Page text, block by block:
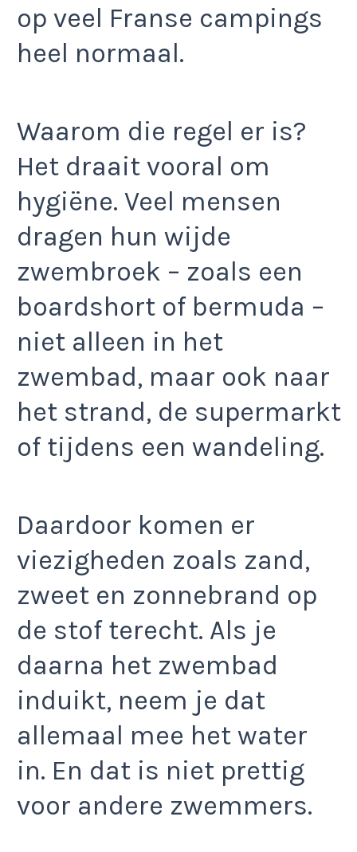
op veel Franse campings
heel normaal.
Waarom die regel er is?
Het draait vooral om
hygiëne. Veel mensen
dragen hun wijde
zwembroek – zoals een
boardshort of bermuda –
niet alleen in het
zwembad, maar ook naar
het strand, de supermarkt
of tijdens een wandeling.
Daardoor komen er
viezigheden zoals zand,
zweet en zonnebrand op
de stof terecht. Als je
daarna het zwembad
induikt, neem je dat
allemaal mee het water
in. En dat is niet prettig
voor andere zwemmers.